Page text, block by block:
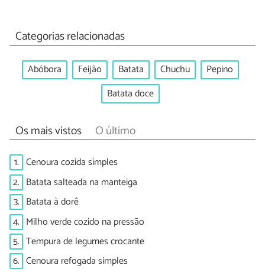
Categorias relacionadas
Abóbora Feijão Batata Chuchu
Pepino
Batata doce
Os mais vistos O último
1. Cenoura cozida simples
2. Batata salteada na manteiga
3. Batata à dorê
4. Milho verde cozido na pressão
5. Tempura de legumes crocante
6. Cenoura refogada simples